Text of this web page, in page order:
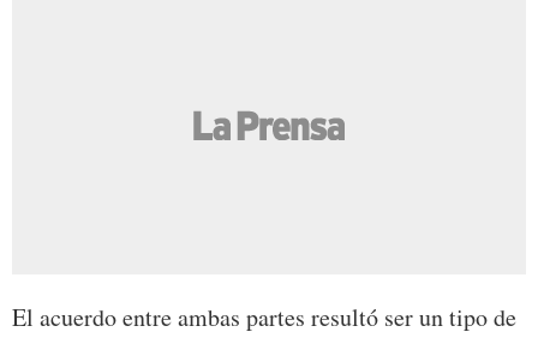
El acuerdo entre ambas partes resultó ser un tipo de